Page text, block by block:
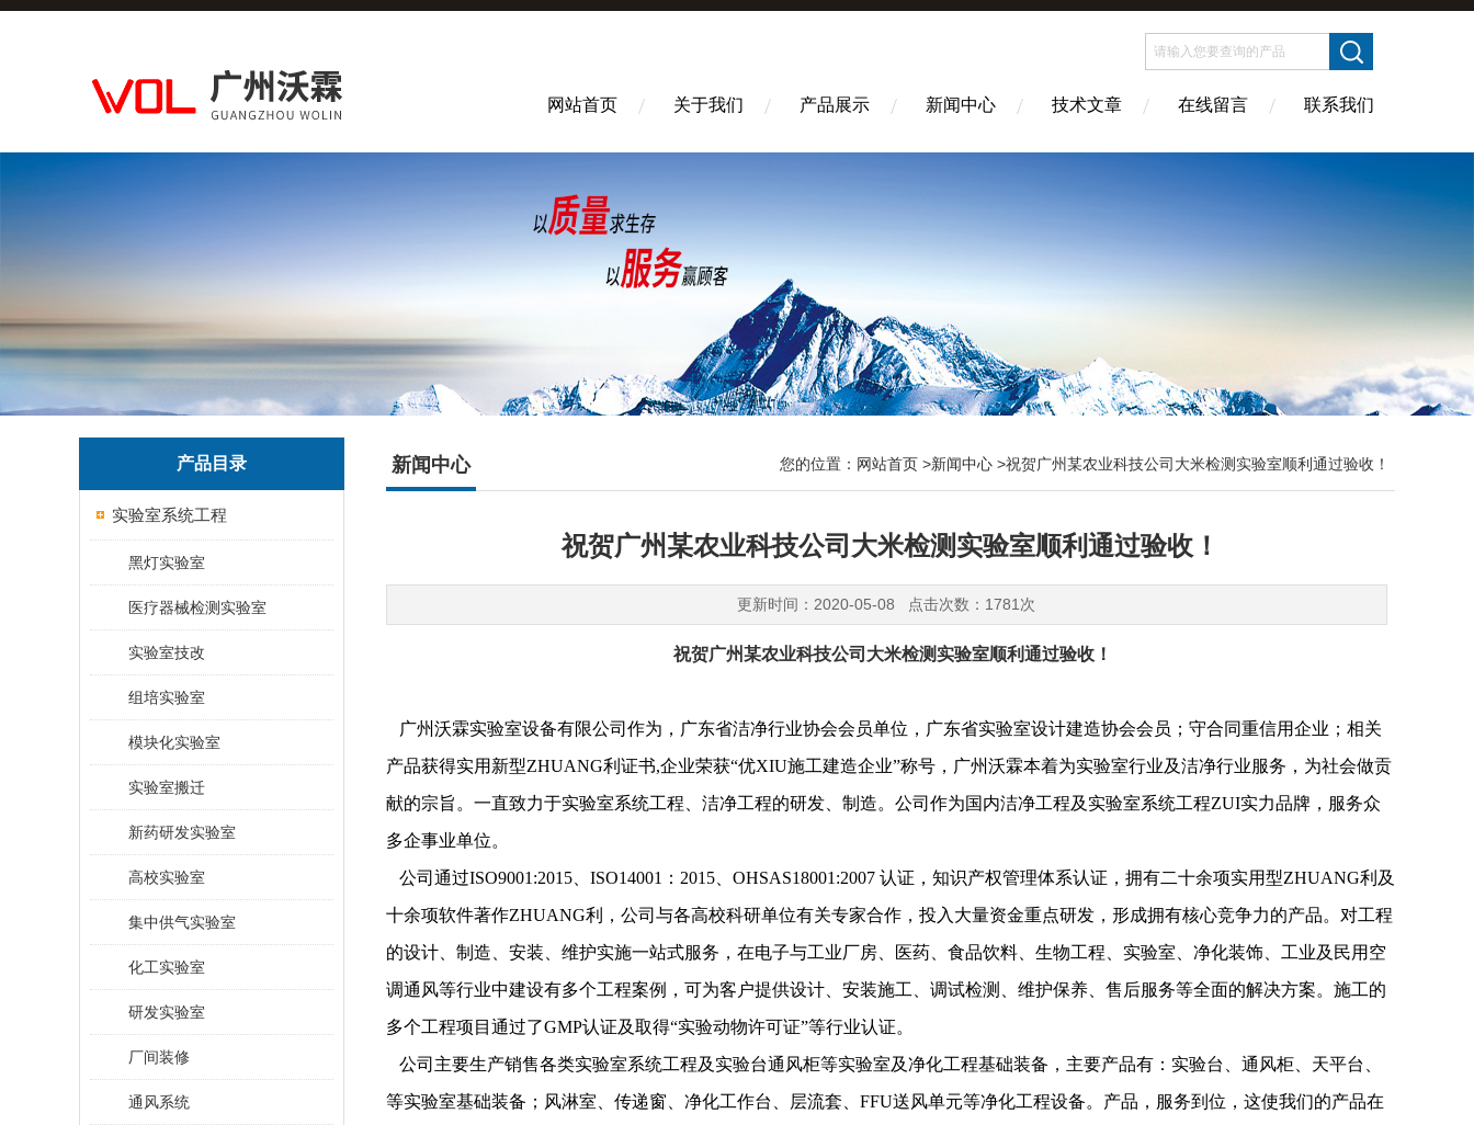
网站首页 关于我们 产品展示 新闻中心 技术文章 在线留言 联系我们
产品目录
实验室系统工程
黑灯实验室
医疗器械检测实验室
实验室技改
组培实验室
模块化实验室
实验室搬迁
新药研发实验室
高校实验室
集中供气实验室
化工实验室
研发实验室
厂间装修
通风系统
新闻中心 您的位置： 网站首页 >新闻中心 >祝贺广州某农业科技公司大米检测实验室顺利通过验收！
祝贺广州某农业科技公司大米检测实验室顺利通过验收！
更新时间：2020-05-08 点击次数：1781次
祝贺广州某农业科技公司大米检测实验室顺利通过验收！
广州沃霖实验室设备有限公司作为，广东省洁净行业协会会员单位，广东省实验室设计建造协会会员；守合同重信用企业；相关
产品获得实用新型ZHUANG利证书,企业荣获“优XIU施工建造企业”称号，广州沃霖本着为实验室行业及洁净行业服务，为社会做贡
献的宗旨。一直致力于实验室系统工程、洁净工程的研发、制造。公司作为国内洁净工程及实验室系统工程ZUI实力品牌，服务众
多企事业单位。
公司通过ISO9001:2015、ISO14001：2015、OHSAS18001:2007 认证，知识产权管理体系认证，拥有二十余项实用型ZHUANG利及
十余项软件著作ZHUANG利，公司与各高校科研单位有关专家合作，投入大量资金重点研发，形成拥有核心竞争力的产品。对工程
的设计、制造、安装、维护实施一站式服务，在电子与工业厂房、医药、食品饮料、生物工程、实验室、净化装饰、工业及民用空
调通风等行业中建设有多个工程案例，可为客户提供设计、安装施工、调试检测、维护保养、售后服务等全面的解决方案。施工的
多个工程项目通过了GMP认证及取得“实验动物许可证”等行业认证。
公司主要生产销售各类实验室系统工程及实验台通风柜等实验室及净化工程基础装备，主要产品有：实验台、通风柜、天平台、
等实验室基础装备；风淋室、传递窗、净化工作台、层流套、FFU送风单元等净化工程设备。产品，服务到位，这使我们的产品在